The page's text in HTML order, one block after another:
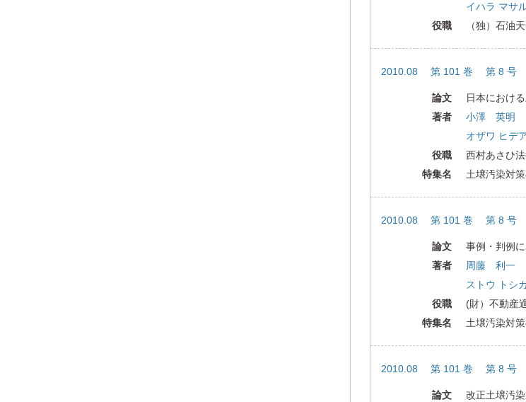
イハラ マサ
役職
（独）石油
2010.08 第 101 巻 第 8 号
論文
日本におけ
著者
小澤 英明
オザワ ヒデ
役職
西村あさひ
特集名
土壌汚染対
2010.08 第 101 巻 第 8 号
論文
事例・判例
著者
周藤 利一
ストウ トシ
役職
(財）不動産
特集名
土壌汚染対
2010.08 第 101 巻 第 8 号
論文
改正土壌汚